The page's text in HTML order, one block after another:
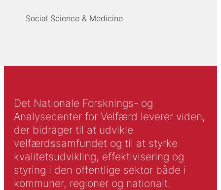
Social Science & Medicine
Det Nationale Forsknings- og
Analysecenter for Velfærd leverer viden,
der bidrager til at udvikle
velfærdssamfundet og til at styrke
kvalitetsudvikling, effektivisering og
styring i den offentlige sektor både i
kommuner, regioner og nationalt.